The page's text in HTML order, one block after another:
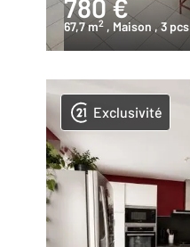
780 €
67,7 m2 , Maison , 3 pcs
Exclusivité